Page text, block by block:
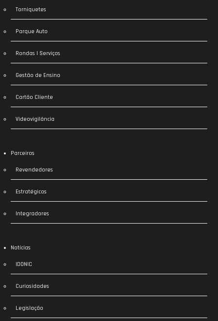
Torniquetes
Parque Auto
Rondas | Serviços
Gestão de Ensino
Cartão Cliente
Videovigilância
Parceiros
Revendedores
Estratégicos
Integradores
Notícias
IDONIC
Curiosidades
Legislação